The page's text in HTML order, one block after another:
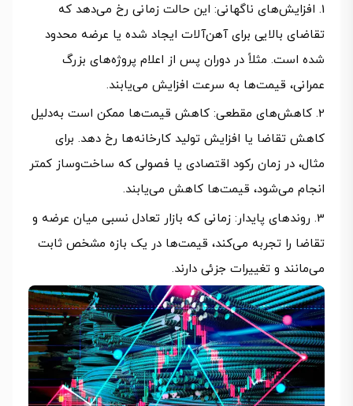
افزایش‌های ناگهانی: این حالت زمانی رخ می‌دهد که
تقاضای بالایی برای آهن‌آلات ایجاد شده یا عرضه محدود
شده است. مثلاً در دوران پس از اعلام پروژه‌های بزرگ
عمرانی، قیمت‌ها به سرعت افزایش می‌یابند.
کاهش‌های مقطعی: کاهش قیمت‌ها ممکن است به‌دلیل
کاهش تقاضا یا افزایش تولید کارخانه‌ها رخ دهد. برای
مثال، در زمان رکود اقتصادی یا فصولی که ساخت‌وساز کمتر
انجام می‌شود، قیمت‌ها کاهش می‌یابند.
روندهای پایدار: زمانی که بازار تعادل نسبی میان عرضه و
تقاضا را تجربه می‌کند، قیمت‌ها در یک بازه مشخص ثابت
می‌مانند و تغییرات جزئی دارند.